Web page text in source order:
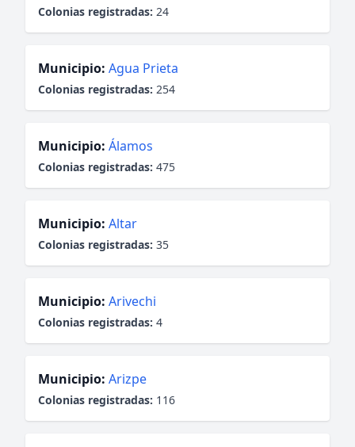
Colonias registradas: 24
Municipio: Agua Prieta
Colonias registradas: 254
Municipio: Álamos
Colonias registradas: 475
Municipio: Altar
Colonias registradas: 35
Municipio: Arivechi
Colonias registradas: 4
Municipio: Arizpe
Colonias registradas: 116